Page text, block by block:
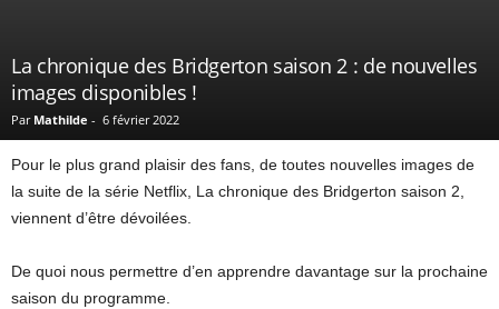
La chronique des Bridgerton saison 2 : de nouvelles
images disponibles !
Par Mathilde - 6 février 2022
Pour le plus grand plaisir des fans, de toutes nouvelles images de
la suite de la série Netflix, La chronique des Bridgerton saison 2,
viennent d’être dévoilées.
De quoi nous permettre d’en apprendre davantage sur la prochaine
saison du programme.